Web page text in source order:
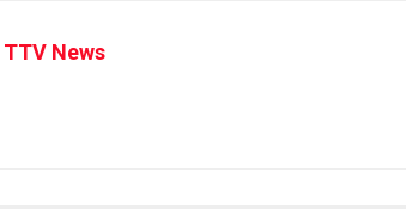
News